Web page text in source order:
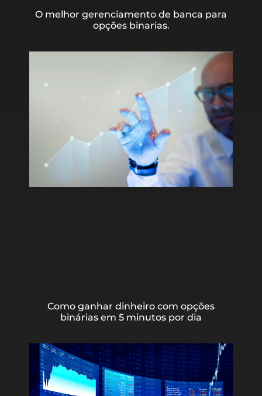
O melhor gerenciamento de banca para
opções binarias.
Como ganhar dinheiro com opções
binárias em 5 minutos por dia